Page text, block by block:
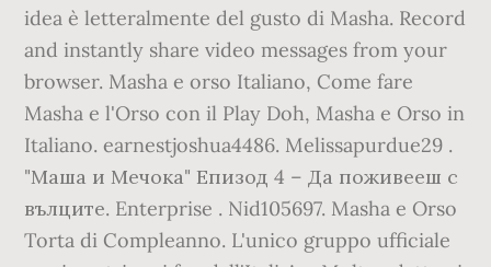
idea è letteralmente del gusto di Masha. Record
and instantly share video messages from your
browser. Masha e orso Italiano, Come fare
Masha e l'Orso con il Play Doh, Masha e Orso in
Italiano. earnestjoshua4486. Melissapurdue29 .
"Маша и Мечока" Епизод 4 – Да поживееш с
вълците. Enterprise . Nid105697. Masha e Orso
Torta di Compleanno. L'unico gruppo ufficiale